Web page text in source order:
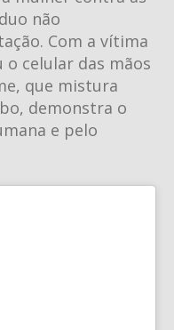
não
Com a vítima
o celular das mãos
que mistura
demonstra o
e pelo